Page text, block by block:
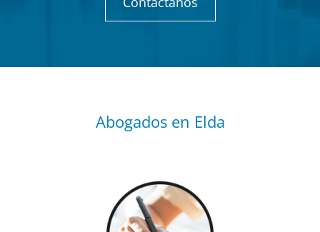
Abogados en Elda